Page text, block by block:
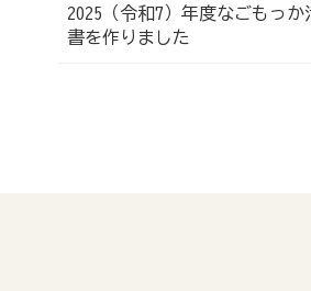
2025（令和7）年度なごもっか
書を作りました